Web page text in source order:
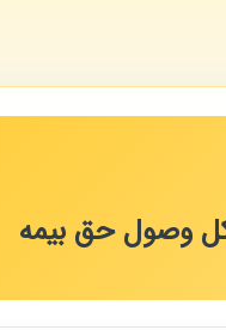
کل وصول حق بیمه